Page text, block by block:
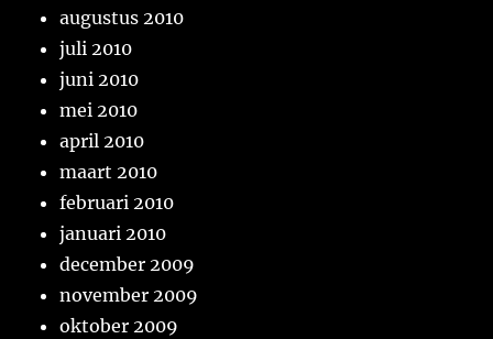
augustus 2010
juli 2010
juni 2010
mei 2010
april 2010
maart 2010
februari 2010
januari 2010
december 2009
november 2009
oktober 2009